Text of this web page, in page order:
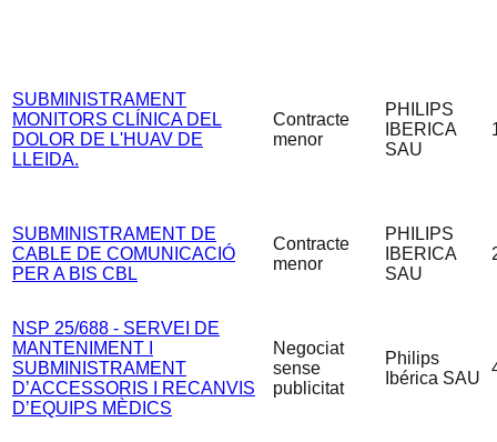
SUBMINISTRAMENT
MONITORS CLÍNICA DEL
DOLOR DE L'HUAV DE
LLEIDA.
Contracte
menor
PHILIPS
IBERICA
SAU
SUBMINISTRAMENT DE
CABLE DE COMUNICACIÓ
PER A BIS CBL
Contracte
menor
PHILIPS
IBERICA
SAU
NSP 25/688 - SERVEI DE
MANTENIMENT I
SUBMINISTRAMENT
D’ACCESSORIS I RECANVIS
D’EQUIPS MÈDICS
Negociat
sense
publicitat
Philips
Ibérica SAU